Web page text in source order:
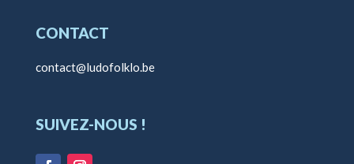
CONTACT
contact@ludofolklo.be
SUIVEZ-NOUS !